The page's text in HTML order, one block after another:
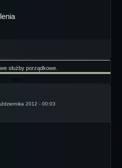
służby porządkowe.
#24
2012 - 00:03